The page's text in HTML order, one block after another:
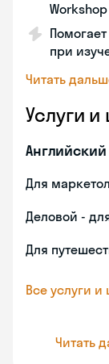
при
Читать
Услуги
Для
Деловой -
Для
Все услуги и
Читать